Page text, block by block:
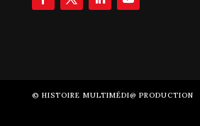
© HISTOIRE MULTIMÉDI@ PRODUCTION